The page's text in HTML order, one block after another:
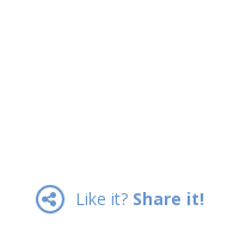
Like it? Share it!